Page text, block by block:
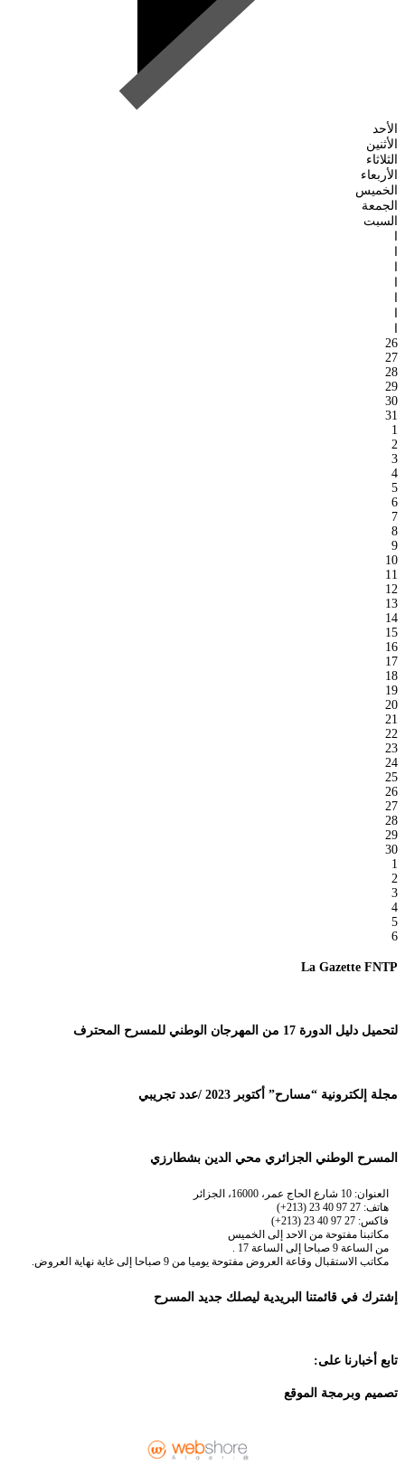
الأحد
الأثنين
الثلاثاء
الأربعاء
الخميس
الجمعة
السبت
ا
ا
ا
ا
ا
ا
ا
26
27
28
29
30
31
1
2
3
4
5
6
7
8
9
10
11
12
13
14
15
16
17
18
19
20
21
22
23
24
25
26
27
28
29
30
1
2
3
4
5
6
La Gazette FNTP
لتحميل دليل الدورة 17 من المهرجان الوطني للمسرح المحترف
مجلة إلكترونية “مسارح” أكتوبر 2023 /عدد تجريبي
المسرح الوطني الجزائري محي الدين بشطارزي
العنوان: 10 شارع الحاج عمر، 16000، الجزائر
هاتف: 27 97 40 23 (213+)
فاكس: 27 97 40 23 (213+)
مكاتبنا مفتوحة من الاحد إلى الخميس
من الساعة 9 صباحا إلى الساعة 17 .
مكاتب الاستقبال وقاعة العروض مفتوحة يوميا من 9 صباحا إلى غاية نهاية العروض.
إشترك في قائمتنا البريدية ليصلك جديد المسرح
تابع أخبارنا على:
تصميم وبرمجة الموقع